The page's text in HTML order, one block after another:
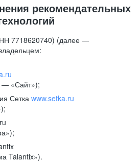
рекомендательных
7718620740) (далее —
— «Сайт»);
Сетка www.setka.ru
Talantix»).